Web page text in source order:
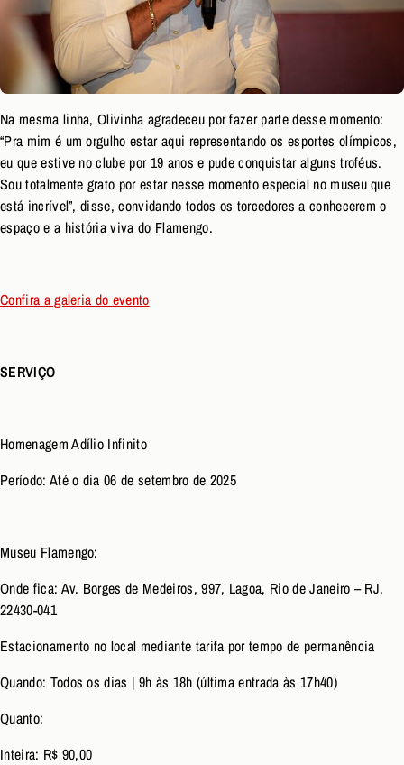
Na mesma linha, Olivinha agradeceu por fazer parte desse momento:
“Pra mim é um orgulho estar aqui representando os esportes olímpicos,
eu que estive no clube por 19 anos e pude conquistar alguns troféus.
Sou totalmente grato por estar nesse momento especial no museu que
está incrível”, disse, convidando todos os torcedores a conhecerem o
espaço e a história viva do Flamengo.
Confira a galeria do evento
SERVIÇO
Homenagem Adílio Infinito
Período: Até o dia 06 de setembro de 2025
Museu Flamengo:
Onde fica: Av. Borges de Medeiros, 997, Lagoa, Rio de Janeiro – RJ,
22430-041
Estacionamento no local mediante tarifa por tempo de permanência
Quando: Todos os dias | 9h às 18h (última entrada às 17h40)
Quanto:
Inteira: R$ 90,00